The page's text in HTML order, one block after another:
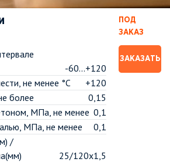
-60...+120
не менее °C
+120
более
0,15
МПа, не менее 0,1
МПа, не менее
0,1
/
25/120х1,5
ПОД
ЗАКАЗ
ЗАКАЗАТЬ